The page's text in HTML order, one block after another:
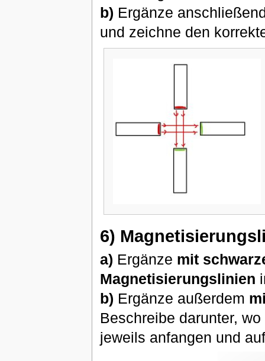
b) Ergänze
und zeichne den
6)
a) Ergänze mit
Magnetisierungslinien
b) Ergänze außerdem
Beschreibe darunter,
jeweils anfangen und